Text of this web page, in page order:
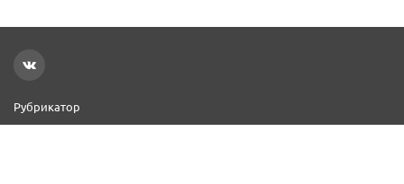
Рубрикатор